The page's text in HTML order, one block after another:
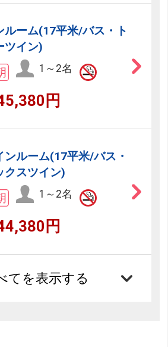
ルーム(17平米/バス・ト
ツイン)
1～2名
円
ンルーム(17平米/バス・
クスツイン)
1～2名
円
てを表示する